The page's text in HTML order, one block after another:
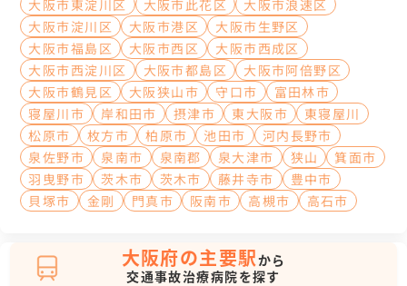
大阪市東淀川区
大阪市此花区
大阪市浪速区
大阪市淀川区
大阪市港区
大阪市生野区
大阪市福島区
大阪市西区
大阪市西成区
大阪市西淀川区
大阪市都島区
大阪市阿倍野区
大阪市鶴見区
大阪狭山市 守口市
富田林市
寝屋川市
岸和田市 摂津市 東大阪市
東寝屋川
松原市
枚方市 柏原市 池田市
河内長野市
泉佐野市
泉南市 泉南郡 泉大津市 狭山
箕面市
羽曳野市
茨木市 茨木市 藤井寺市
豊中市
貝塚市
金剛 門真市 阪南市 高槻市 高石市
大阪府の主要駅から
交通事故治療病院を探す